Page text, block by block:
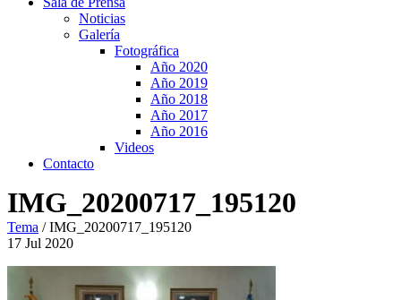
Noticias
Galería
Fotográfica
Año 2020
Año 2019
Año 2018
Año 2017
Año 2016
Videos
Contacto
IMG_20200717_195120
Tema /IMG_20200717_195120
17 Jul 2020